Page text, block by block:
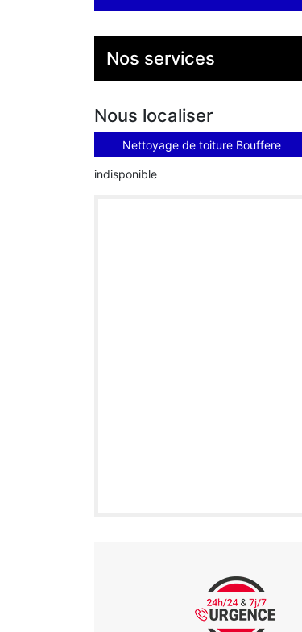
Nos services
Nous localiser
Nettoyage de toiture Bouffere
indisponible